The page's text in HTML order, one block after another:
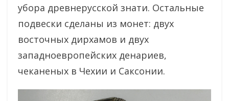
убора древнерусской знати. Остальные
подвески сделаны из монет: двух
восточных дирхамов и двух
западноевропейских денариев,
чеканеных в Чехии и Саксонии.